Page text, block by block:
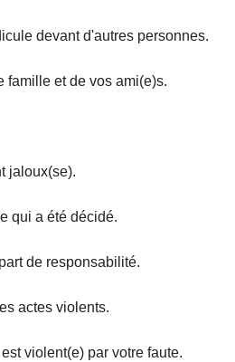
devant d'autres personnes.
famille et de vos ami(e)s.
jaloux(se).
qui a été décidé.
de responsabilité.
actes violents.
violent(e) par votre faute.